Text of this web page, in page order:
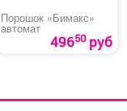
Порошок «Бимакс»
автомат
49650руб